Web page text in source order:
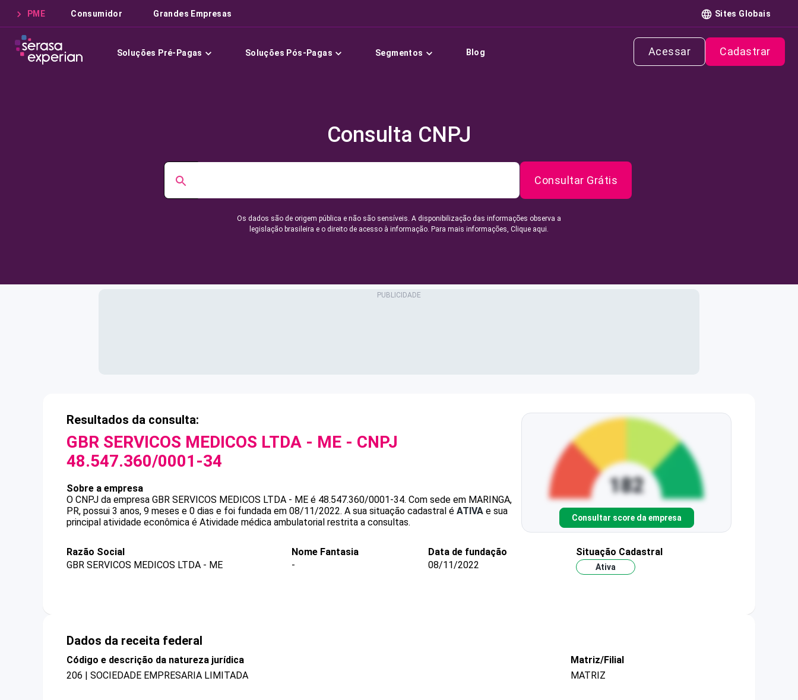
PME Consumidor Grandes Empresas Sites Globais
Soluções Pré-Pagas Soluções Pós-Pagas Segmentos Blog Acessar Cadastrar
Consulta CNPJ
Consultar Grátis
Os dados são de origem pública e não são sensíveis. A disponibilização das informações observa a
legislação brasileira e o direito de acesso à informação. Para mais informações, Clique aqui.
Resultados da consulta:
GBR SERVICOS MEDICOS LTDA - ME - CNPJ
48.547.360/0001-34
Sobre a empresa
O CNPJ da empresa GBR SERVICOS MEDICOS LTDA - ME é 48.547.360/0001-34. Com sede em MARINGA,
PR, possui 3 anos, 9 meses e 0 dias e foi fundada em 08/11/2022. A sua situação cadastral é ATIVA e sua
principal atividade econômica é Atividade médica ambulatorial restrita a consultas.
Consultar score da empresa
Razão Social
GBR SERVICOS MEDICOS LTDA - ME
Nome Fantasia
-
Data de fundação
08/11/2022
Situação Cadastral
Ativa
Dados da receita federal
Código e descrição da natureza jurídica
206 | SOCIEDADE EMPRESARIA LIMITADA
Matriz/Filial
MATRIZ